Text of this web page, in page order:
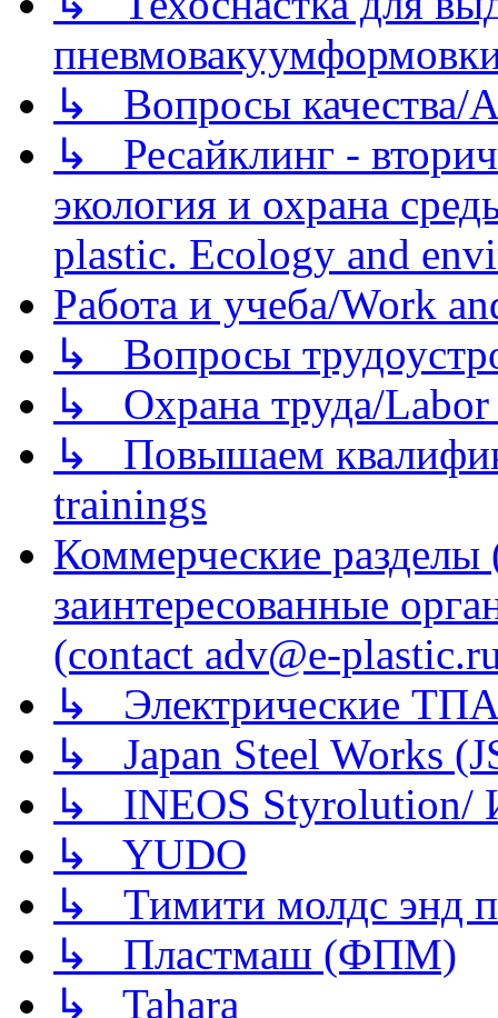
↳ Вопросы качества/
↳ Ресайклинг -
экология и охрана
plastic. Ecology and
Работа и учеба/Work
↳ Вопросы
↳ Охрана труда/Labor
↳ Повышаем
trainings
Коммерческие
заинтересованные
(contact adv@e-
↳ Электрические
↳ Japan Steel Works
↳ INEOS
↳ YUDO
↳ Тимити молдс энд
↳ Пластмаш (ФПМ)
↳ Tahara